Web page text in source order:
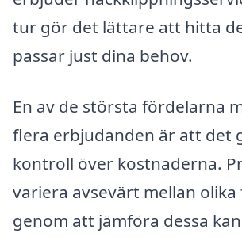
tur gör det lättare att hitta
passar just dina behov.
En av de största fördelarna
flera erbjudanden är att det
kontroll över kostnaderna.
variera avsevärt mellan
genom att jämföra dessa